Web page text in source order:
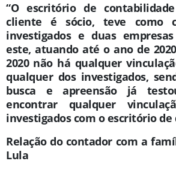
“O escritório de
cliente é sócio, teve como
investigados e duas
este, atuando até o ano de
2020 não há qualquer
qualquer dos investigados,
busca e apreensão já
encontrar qualquer
investigados com o escritório de
Relação do contador com a
Lula